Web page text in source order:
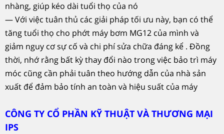
nhàng, giúp kéo dài tuổi thọ của nó
— Với việc tuân thủ các giải pháp tối ưu này, bạn có thể
tăng tuổi thọ cho phớt máy bơm MG12 của mình và
giảm nguy cơ sự cố và chi phí sửa chữa đáng kể . Đồng
thời, nhớ rằng bất kỳ thay đổi nào trong việc bảo trì máy
móc cũng cần phải tuân theo hướng dẫn của nhà sản
xuất để đảm bảo tính an toàn và hiệu suất của máy
CÔNG TY CỔ PHẦN KỸ THUẬT VÀ THƯƠNG MẠI
IPS